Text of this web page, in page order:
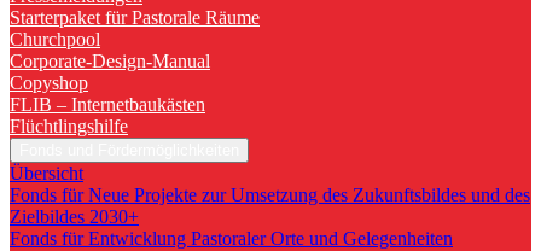
Starterpaket für Pastorale Räume
Churchpool
Corporate-Design-Manual
Copyshop
FLIB – Internetbaukästen
Flüchtlingshilfe
Übersicht
Fonds für Neue Projekte zur Umsetzung des Zukunftsbildes und des
Zielbildes 2030+
Fonds für Entwicklung Pastoraler Orte und Gelegenheiten